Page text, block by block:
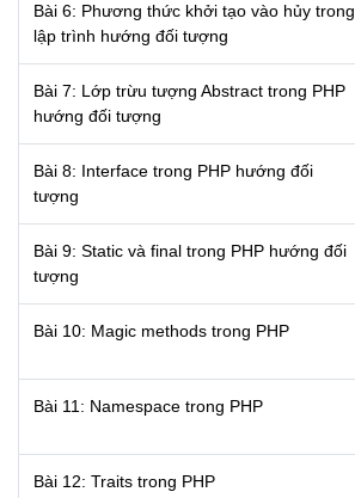
Bài 6: Phương thức khởi tạo vào hủy trong
lập trình hướng đối tượng
Bài 7: Lớp trừu tượng Abstract trong PHP
hướng đối tượng
Bài 8: Interface trong PHP hướng đối
tượng
Bài 9: Static và final trong PHP hướng đối
tượng
Bài 10: Magic methods trong PHP
Bài 11: Namespace trong PHP
Bài 12: Traits trong PHP